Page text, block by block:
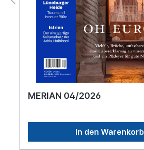
MERIAN 04/2026
In den Warenkorb